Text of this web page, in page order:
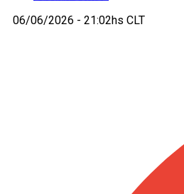
06/06/2026 - 21:02hs CLT